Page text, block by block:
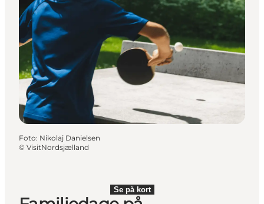
Foto: Nikolaj Danielsen
© VisitNordsjælland
Se på kort